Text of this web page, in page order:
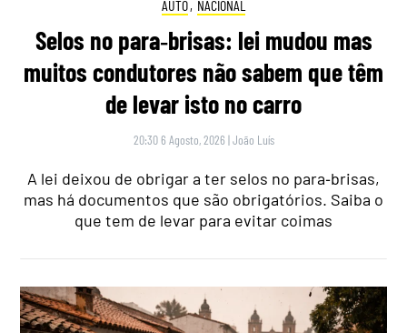
AUTO, NACIONAL
Selos no para‑brisas: lei mudou mas
muitos condutores não sabem que têm
de levar isto no carro
20:30 6 Agosto, 2026 |João Luís
A lei deixou de obrigar a ter selos no para‑brisas,
mas há documentos que são obrigatórios. Saiba o
que tem de levar para evitar coimas